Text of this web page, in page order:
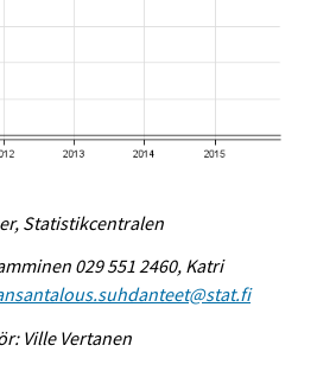
Statistikcentralen
029 551 2460, Katri
Ville Vertanen